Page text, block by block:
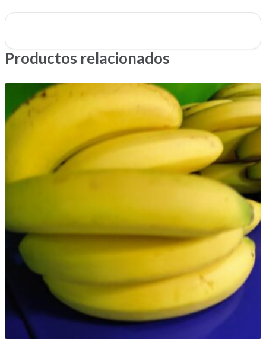
Productos relacionados